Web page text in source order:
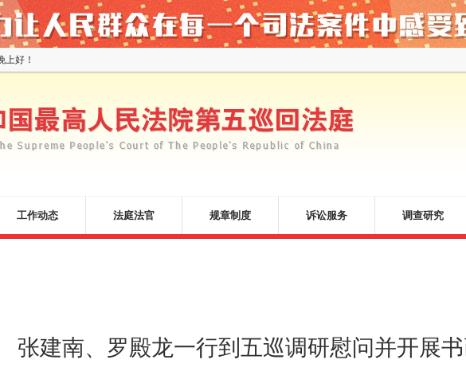
好！
工作动态 法庭法官 规章制度 诉讼服务 调查研究
张建南、罗殿龙一行到五巡调研慰问并开展